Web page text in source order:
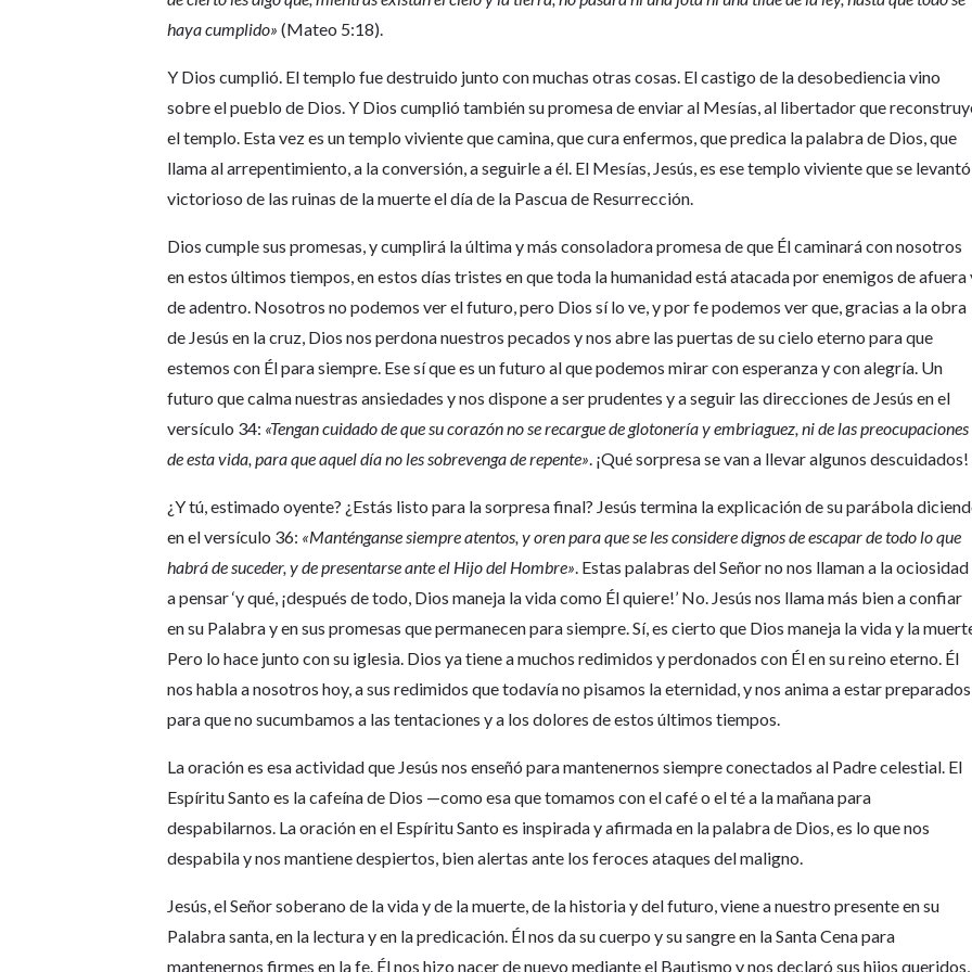
haya cumplido»(Mateo 5:18).
Y Dios cumplió. El templo fue destruido junto con muchas otras cosas. El castigo de la desobediencia vino
sobre el pueblo de Dios. Y Dios cumplió también su promesa de enviar al Mesías, al libertador que
el templo. Esta vez es un templo viviente que camina, que cura enfermos, que predica la palabra de Dios, que
llama al arrepentimiento, a la conversión, a seguirle a él. El Mesías, Jesús, es ese templo viviente que se levantó
victorioso de las ruinas de la muerte el día de la Pascua de Resurrección.
Dios cumple sus promesas, y cumplirá la última y más consoladora promesa de que Él caminará con nosotros
en estos últimos tiempos, en estos días tristes en que toda la humanidad está atacada por enemigos de afuera
de adentro. Nosotros no podemos ver el futuro, pero Dios sí lo ve, y por fe podemos ver que, gracias a la obra
de Jesús en la cruz, Dios nos perdona nuestros pecados y nos abre las puertas de su cielo eterno para que
estemos con Él para siempre. Ese sí que es un futuro al que podemos mirar con esperanza y con alegría. Un
futuro que calma nuestras ansiedades y nos dispone a ser prudentes y a seguir las direcciones de Jesús en el
versículo 34: «Tengan cuidado de que su corazón no se recargue de glotonería y embriaguez, ni de las preocupaciones
de esta vida, para que aquel día no les sobrevenga de repente» . ¡Qué sorpresa se van a llevar algunos descuidados!
¿Y tú, estimado oyente? ¿Estás listo para la sorpresa final? Jesús termina la explicación de su parábola
en el versículo 36: «Manténganse siempre atentos, y oren para que se les considere dignos de escapar de todo lo que
habrá de suceder, y de presentarse ante el Hijo del Hombre» . Estas palabras del Señor no nos llaman a la
a pensar ‘y qué, ¡después de todo, Dios maneja la vida como Él quiere!’ No. Jesús nos llama más bien a confiar
en su Palabra y en sus promesas que permanecen para siempre. Sí, es cierto que Dios maneja la vida y la
Pero lo hace junto con su iglesia. Dios ya tiene a muchos redimidos y perdonados con Él en su reino eterno. Él
nos habla a nosotros hoy, a sus redimidos que todavía no pisamos la eternidad, y nos anima a estar preparados
para que no sucumbamos a las tentaciones y a los dolores de estos últimos tiempos.
La oración es esa actividad que Jesús nos enseñó para mantenernos siempre conectados al Padre celestial. El
Espíritu Santo es la cafeína de Dios —como esa que tomamos con el café o el té a la mañana para
despabilarnos. La oración en el Espíritu Santo es inspirada y afirmada en la palabra de Dios, es lo que nos
despabila y nos mantiene despiertos, bien alertas ante los feroces ataques del maligno.
Jesús, el Señor soberano de la vida y de la muerte, de la historia y del futuro, viene a nuestro presente en su
Palabra santa, en la lectura y en la predicación. Él nos da su cuerpo y su sangre en la Santa Cena para
mantenernos firmes en la fe. Él nos hizo nacer de nuevo mediante el Bautismo y nos declaró sus hijos queridos,